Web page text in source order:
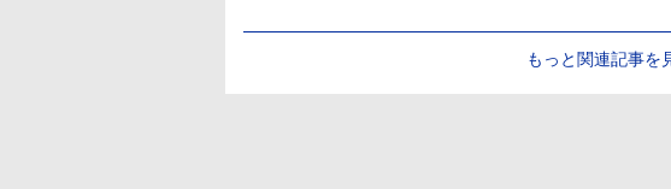
もっと関連記事を